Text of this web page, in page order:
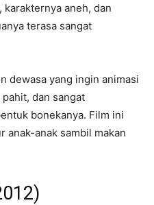
aneh, dan
terasa sangat
dewasa yang ingin animasi
dan sangat
bonekanya. Film ini
anak-anak sambil makan